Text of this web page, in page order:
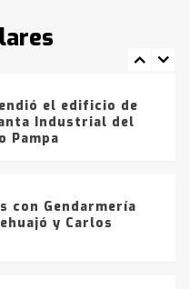
por
de drogas en la
el edificio de
Industrial del
Pampa
con Gendarmería
y Carlos